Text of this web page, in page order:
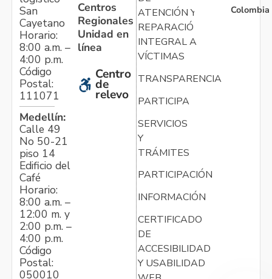
San
Cayetano
Horario:
8:00 a.m. –
4:00 p.m.
Código
Postal:
111071
Medellín:
Calle 49
No 50-21
piso 14
Edificio del
Café
Horario:
8:00 a.m. –
12:00 m. y
2:00 p.m. –
4:00 p.m.
Código
Postal:
050010
Centros
Regionales
Unidad en
línea
Centro
de
relevo
ATENCIÓN Y
REPARACIÓN
INTEGRAL A
VÍCTIMAS
TRANSPARENCIA
PARTICIPA
SERVICIOS
Y
TRÁMITES
PARTICIPACIÓN
INFORMACIÓN
CERTIFICADO
DE
ACCESIBILIDAD
Y USABILIDAD
Colombia